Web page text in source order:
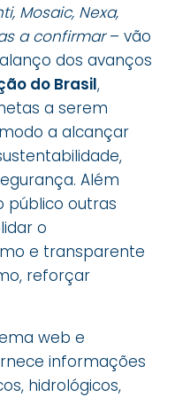
Mosaic, Nexa,
a confirmar– vão
dos avanços
do Brasil,
a serem
a alcançar
Além
público outras
o
e transparente
reforçar
web e
informações
hidrológicos,